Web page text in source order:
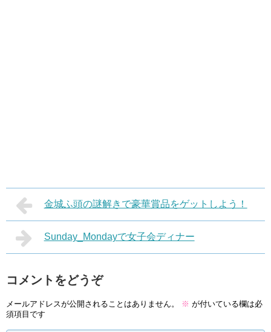
金城ふ頭の謎解きで豪華賞品をゲットしよう！
Sunday_Mondayで女子会ディナー
コメントをどうぞ
メールアドレスが公開されることはありません。 ※ が付いている欄は必
須項目です